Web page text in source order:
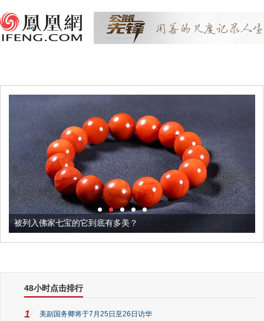
被列入佛家七宝的它到底有多美？
48小时点击排行
1 美副国务卿将于7月25日至26日访华